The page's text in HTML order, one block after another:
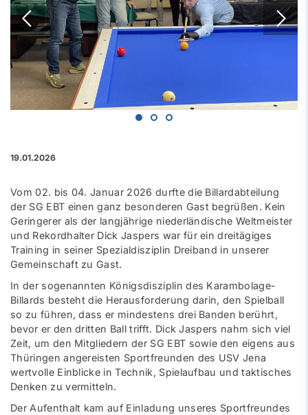
19.01.2026
Vom 02. bis 04. Januar 2026 durfte die Billardabteilung
der SG EBT einen ganz besonderen Gast begrüßen. Kein
Geringerer als der langjährige niederländische Weltmeister
und Rekordhalter Dick Jaspers war für ein dreitägiges
Training in seiner Spezialdisziplin Dreiband in unserer
Gemeinschaft zu Gast.
In der sogenannten Königsdisziplin des Karambolage-
Billards besteht die Herausforderung darin, den Spielball
so zu führen, dass er mindestens drei Banden berührt,
bevor er den dritten Ball trifft. Dick Jaspers nahm sich viel
Zeit, um den Mitgliedern der SG EBT sowie den eigens aus
Thüringen angereisten Sportfreunden des USV Jena
wertvolle Einblicke in Technik, Spielaufbau und taktisches
Denken zu vermitteln.
Der Aufenthalt kam auf Einladung unseres Sportfreundes